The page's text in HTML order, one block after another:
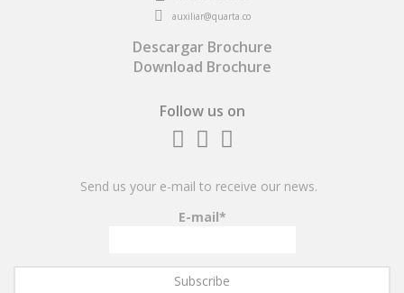
auxiliar@quarta.co
Descargar Brochure
Download Brochure
Follow us on
Send us your e-mail to receive our news.
E-mail*